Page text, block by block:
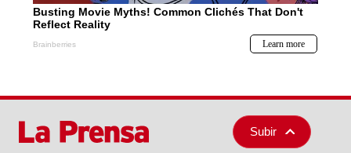
Subir